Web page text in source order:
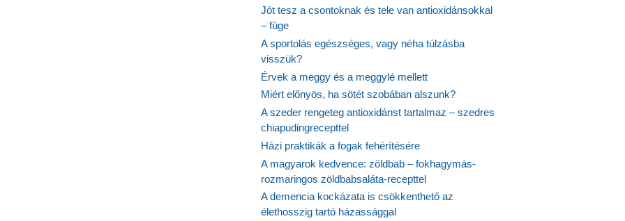
Jót tesz a csontoknak és tele van antioxidánsokkal
– füge
A sportolás egészséges, vagy néha túlzásba
visszük?
Érvek a meggy és a meggylé mellett
Miért előnyös, ha sötét szobában alszunk?
A szeder rengeteg antioxidánst tartalmaz – szedres
chiapudingrecepttel
Házi praktikák a fogak fehérítésére
A magyarok kedvence: zöldbab – fokhagymás-
rozmaringos zöldbabsaláta-recepttel
A demencia kockázata is csökkenthető az
élethosszig tartó házassággal